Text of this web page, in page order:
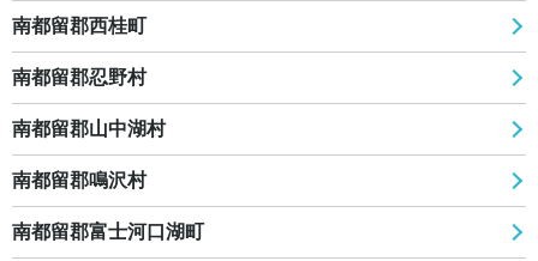
南都留郡西桂町
南都留郡忍野村
南都留郡山中湖村
南都留郡鳴沢村
南都留郡富士河口湖町